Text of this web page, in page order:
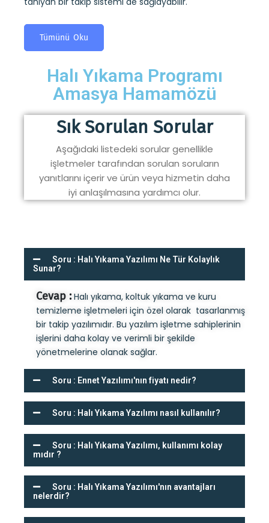
Tümünü Oku
Halı Yıkama Programı
Amasya Hamamözü
Sık Sorulan Sorular
Aşağıdaki listedeki sorular genellikle
işletmeler tarafından sorulan soruların
yanıtlarını içerir ve ürün veya hizmetin daha
iyi anlaşılmasına yardımcı olur.
Soru : Halı Yıkama Yazılımı Ne Tür Kolaylık
Sunar?
Cevap :Halı yıkama, koltuk yıkama ve kuru
temizleme işletmeleri için özel olarak tasarlanmış
bir takip yazılımıdır. Bu yazılım işletme sahiplerinin
işlerini daha kolay ve verimli bir şekilde
yönetmelerine olanak sağlar.
Soru : Ennet Yazılımı'nın fiyatı nedir?
Soru : Halı Yıkama Yazılımı nasıl kullanılır?
Soru : Halı Yıkama Yazılımı, kullanımı kolay
mıdır ?
Soru : Halı Yıkama Yazılımı'nın avantajları
nelerdir?